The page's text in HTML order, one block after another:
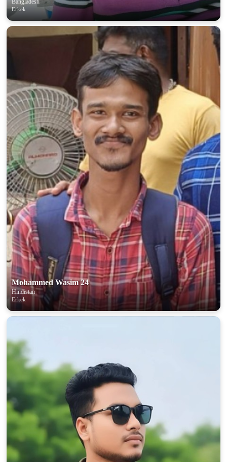
Bangladesh
Erkek
Mohammed Wasim 24
Hindistan
Erkek